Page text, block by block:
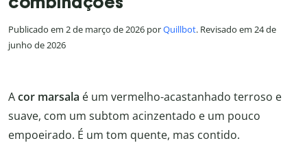
Publicado em 2 de março de 2026 porQuillbot. Revisado em 24 de
junho de 2026
Acor marsala é um vermelho-acastanhado terroso e
suave, com um subtom acinzentado e um pouco
empoeirado. É um tom quente, mas contido.